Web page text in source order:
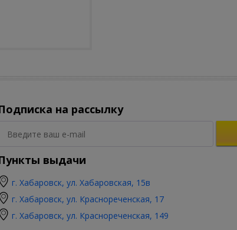
на рассылку
выдачи
г. Хабаровск, ул. Хабаровская, 15в
г. Хабаровск, ул. Краснореченская, 17
г. Хабаровск, ул. Краснореченская, 149